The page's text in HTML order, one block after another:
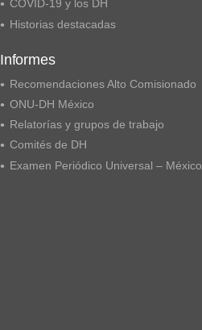
COVID-19 y los DH
Historias destacadas
Informes
Recomendaciones Alto Comisionado
ONU-DH México
Relatorías y grupos de trabajo
Comités de DH
Examen Periódico Universal – México